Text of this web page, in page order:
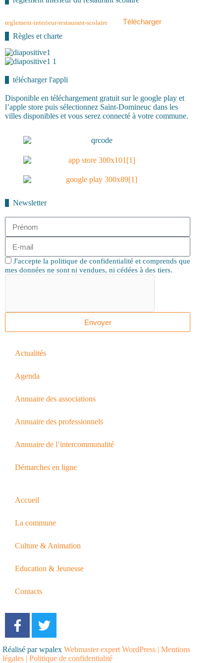
reglement-interieur-restaurant-scolaire
Télécharger
Règles et charte
télécharger l'appli
Disponible en téléchargement gratuit sur le google play et
l’apple store puis sélectionnez Saint-Domineuc dans les
villes disponibles et vous serez connecté à votre commune.
Newsletter
J'accepte la politique de confidentialité et comprends que
mes données ne sont ni vendues, ni cédées à des tiers.
Envoyer
Actualités
Agenda
Annuaire des associations
Annuaire des professionnels
Annuaire de l’intercommunalité
Démarches en ligne
Accueil
La commune
Culture & Animation
Education & Jeunesse
Contacts
Réalisé par wpalex Webmaster expert WordPress | Mentions
légales | Politique de confidentialité